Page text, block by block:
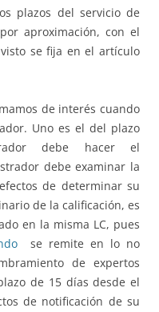
plazos del servicio de
aproximación, con el
se fija en el artículo
de interés cuando
Uno es el del plazo
debe hacer el
debe examinar la
de determinar su
de la calificación, es
en la misma LC, pues
se remite en lo no
de expertos
de 15 días desde el
de notificación de su